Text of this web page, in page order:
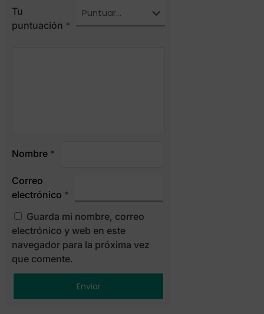
Tu
puntuación *
Nombre *
Correo
electrónico *
Guarda mi nombre, correo
electrónico y web en este
navegador para la próxima vez
que comente.